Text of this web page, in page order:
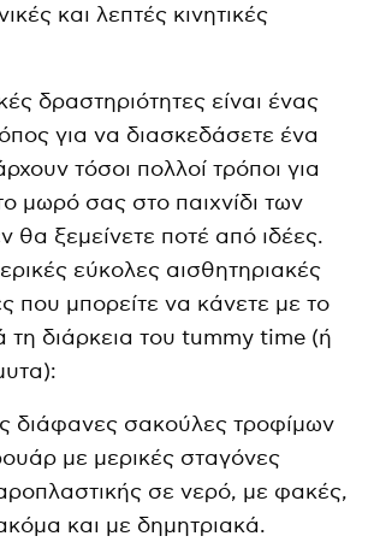
και λεπτές κινητικές
δραστηριότητες είναι ένας
για να διασκεδάσετε ένα
τόσοι πολλοί τρόποι για
μωρό σας στο παιχνίδι των
θα ξεμείνετε ποτέ από ιδέες.
εύκολες αισθητηριακές
που μπορείτε να κάνετε με το
διάρκεια του tummy time (ή
διάφανες σακούλες τροφίμων
με μερικές σταγόνες
σε νερό, με φακές,
και με δημητριακά.